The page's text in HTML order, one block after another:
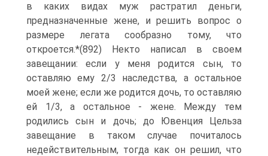
в каких видах муж растратил деньги,
предназначенные жене, и решить вопрос о
размере легата сообразно тому, что
откроется.*(892) Некто написал в своем
завещании: если у меня родится сын, то
оставляю ему 2/3 наследства, а остальное
моей жене; если же родится дочь, то оставляю
ей 1/3, а остальное - жене. Между тем
родились сын и дочь; до Ювенция Цельза
завещание в таком случае почиталось
недействительным, тогда как он решил, что